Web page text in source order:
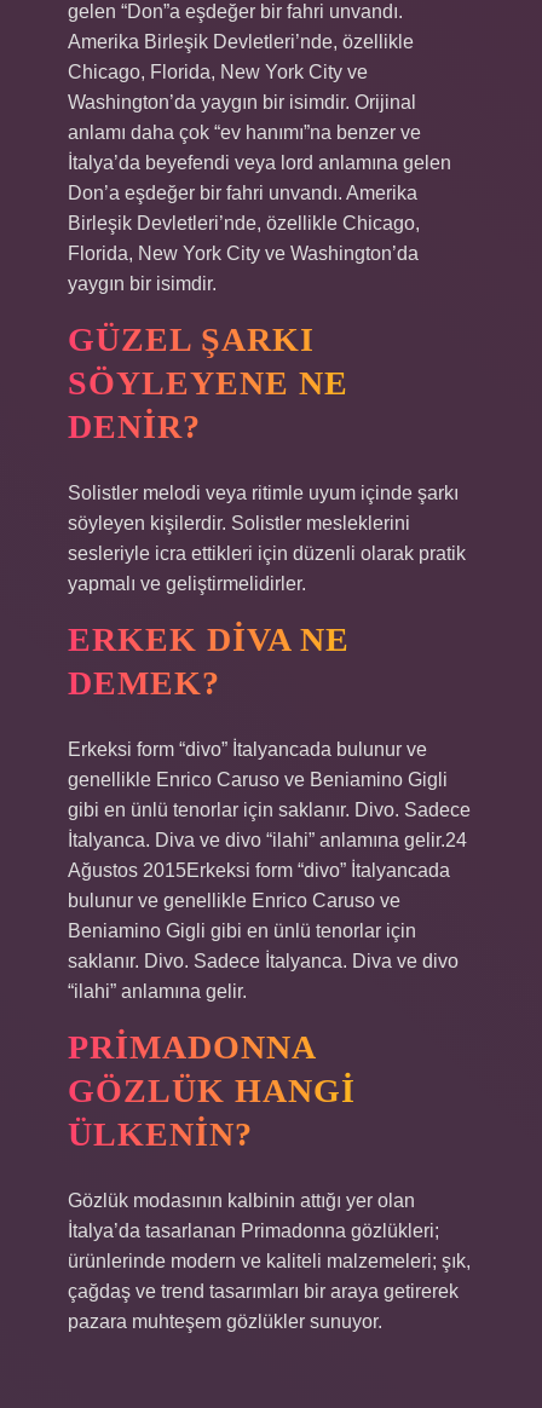
gelen “Don”a eşdeğer bir fahri unvandı.
Amerika Birleşik Devletleri’nde, özellikle
Chicago, Florida, New York City ve
Washington’da yaygın bir isimdir. Orijinal
anlamı daha çok “ev hanımı”na benzer ve
İtalya’da beyefendi veya lord anlamına gelen
Don’a eşdeğer bir fahri unvandı. Amerika
Birleşik Devletleri’nde, özellikle Chicago,
Florida, New York City ve Washington’da
yaygın bir isimdir.
GÜZEL ŞARKI
SÖYLEYENE NE
DENIR?
Solistler melodi veya ritimle uyum içinde şarkı
söyleyen kişilerdir. Solistler mesleklerini
sesleriyle icra ettikleri için düzenli olarak pratik
yapmalı ve geliştirmelidirler.
ERKEK DIVA NE
DEMEK?
Erkeksi form “divo” İtalyancada bulunur ve
genellikle Enrico Caruso ve Beniamino Gigli
gibi en ünlü tenorlar için saklanır. Divo. Sadece
İtalyanca. Diva ve divo “ilahi” anlamına gelir.24
Ağustos 2015Erkeksi form “divo” İtalyancada
bulunur ve genellikle Enrico Caruso ve
Beniamino Gigli gibi en ünlü tenorlar için
saklanır. Divo. Sadece İtalyanca. Diva ve divo
“ilahi” anlamına gelir.
PRIMADONNA
GÖZLÜK HANGI
ÜLKENIN?
Gözlük modasının kalbinin attığı yer olan
İtalya’da tasarlanan Primadonna gözlükleri;
ürünlerinde modern ve kaliteli malzemeleri; şık,
çağdaş ve trend tasarımları bir araya getirerek
pazara muhteşem gözlükler sunuyor.